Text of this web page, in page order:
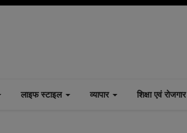
लाइफ स्टाइल व्यापार शिक्षा एवं रोजगार